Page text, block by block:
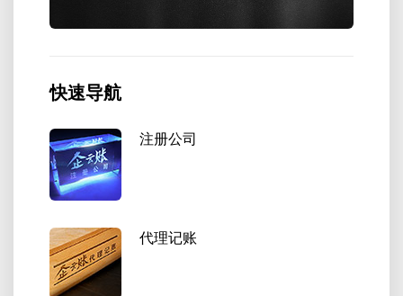
快速导航
注册公司
代理记账